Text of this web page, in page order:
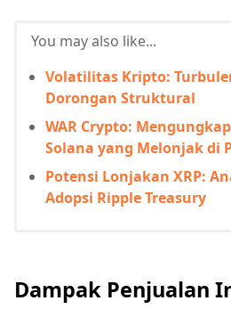
You may also like...
Volatilitas Kripto:
Dorongan Struktural
WAR Crypto:
Solana yang Melonjak di
Potensi Lonjakan XRP:
Adopsi Ripple Treasury
Dampak Penjualan